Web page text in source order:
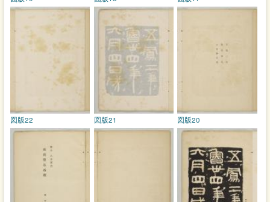
図版20
図版21
図版22